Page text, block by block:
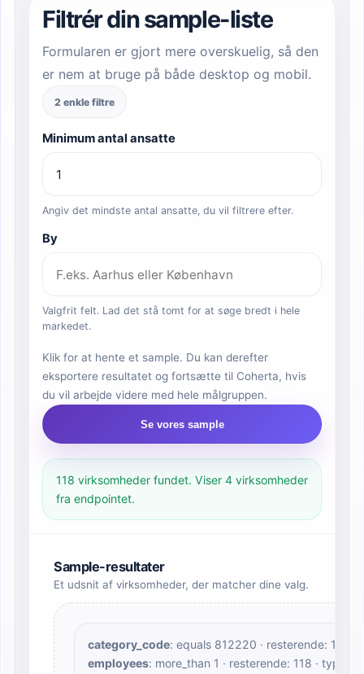
Filtrér din sample-liste
Formularen er gjort mere overskuelig, så den
er nem at bruge på både desktop og mobil.
2 enkle filtre
Minimum antal ansatte
Angiv det mindste antal ansatte, du vil filtrere efter.
By
Valgfrit felt. Lad det stå tomt for at søge bredt i hele
markedet.
Klik for at hente et sample. Du kan derefter
eksportere resultatet og fortsætte til Coherta, hvis
du vil arbejde videre med hele målgruppen.
Se vores sample
118 virksomheder fundet. Viser 4 virksomheder
fra endpointet.
Sample-resultater
Et udsnit af virksomheder, der matcher dine valg.
category_code: equals 812220 · resterende: 166 ·
employees: more_than 1 · resterende: 118 · type: